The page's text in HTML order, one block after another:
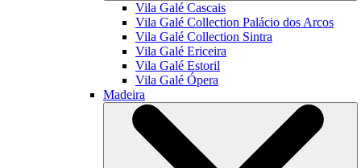
Vila Galé Cascais
Vila Galé Collection Palácio dos Arcos
Vila Galé Collection Sintra
Vila Galé Ericeira
Vila Galé Estoril
Vila Galé Ópera
Madeira